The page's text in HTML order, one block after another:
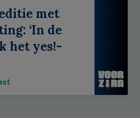
met
‘In de
het yes!-